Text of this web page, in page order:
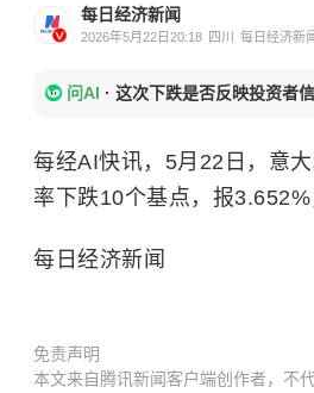
每日经济新闻
2026年5月22日20:18 四川 每日经济新
问AI · 这次下跌是否反映投资者信
每经AI快讯，5月22日，意
率下跌10个基点，报3.652%
每日经济新闻
免责声明
本文来自腾讯新闻客户端创作者，不